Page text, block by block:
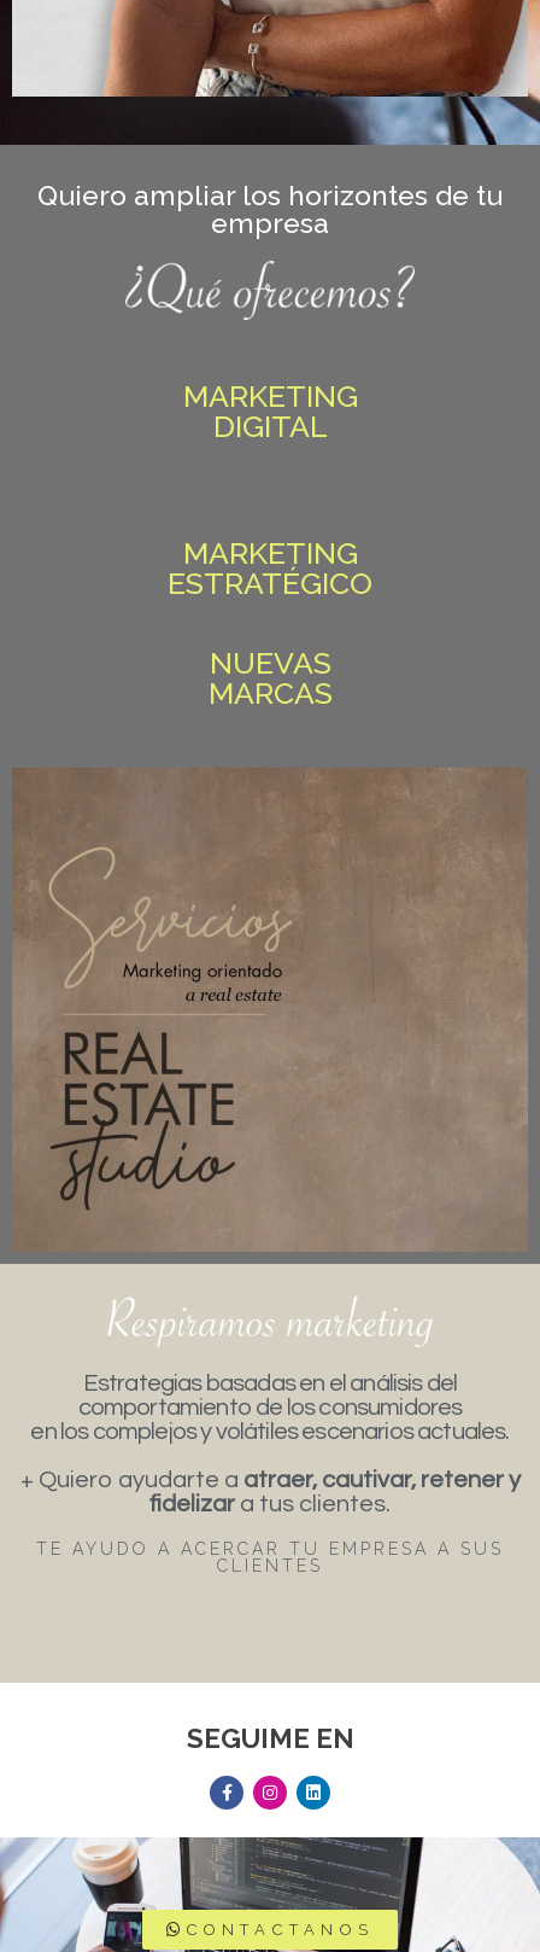
Quiero ampliar los horizontes de tu
empresa
MARKETING
DIGITAL
MARKETING
ESTRATÉGICO
NUEVAS
MARCAS
Estrategias basadas en el análisis del
comportamiento de los consumidores
en los complejos y volátiles escenarios actuales.
+ Quiero ayudarte a atraer, cautivar, retener y
fidelizar a tus clientes.
TE AYUDO A ACERCAR TU EMPRESA A SUS
CLIENTES
SEGUIME EN
CONTACTANOS